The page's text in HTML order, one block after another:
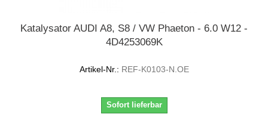
Katalysator AUDI A8, S8 / VW Phaeton - 6.0 W12 -
4D4253069K
Artikel-Nr.: REF-K0103-N.OE
Sofort lieferbar